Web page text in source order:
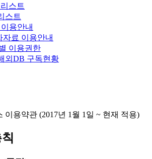
스트
스트
용안내
자료 이용안내
이용권한
외DB 구독현황
이용약관 (2017년 1월 1일 ~ 현재 적용)